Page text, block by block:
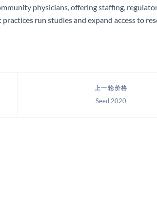
physicians, offering staffing,
run studies and expand access to
上一轮价格
Seed 2020